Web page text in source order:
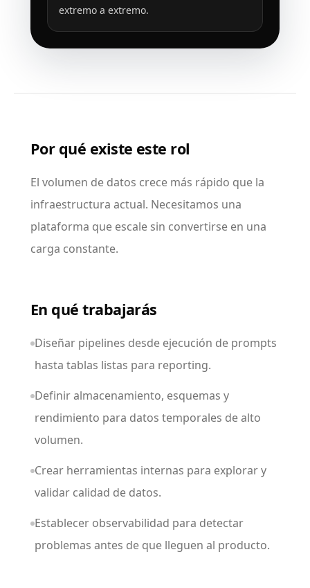
extremo a extremo.
Por qué existe este rol
El volumen de datos crece más rápido que la
infraestructura actual. Necesitamos una
plataforma que escale sin convertirse en una
carga constante.
En qué trabajarás
Diseñar pipelines desde ejecución de prompts
hasta tablas listas para reporting.
Definir almacenamiento, esquemas y
rendimiento para datos temporales de alto
volumen.
Crear herramientas internas para explorar y
validar calidad de datos.
Establecer observabilidad para detectar
problemas antes de que lleguen al producto.